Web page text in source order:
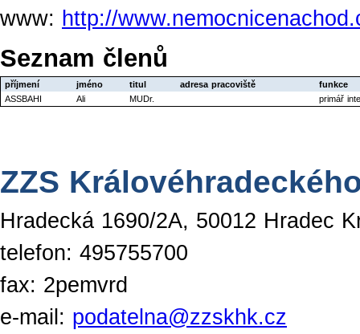
www: http://
Seznam členů
příjmení jméno titul adresa pracoviště
funkce
ASSBAHI
Ali MUDr. primář
ZZS
Hradecká 1690/2A, 50012 Hradec
telefon: 495755700
fax: 2pemvrd
e-mail: podatelna@zzskhk.cz